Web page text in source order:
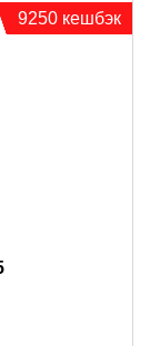
9250 кешбэк